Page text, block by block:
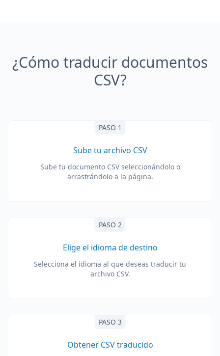
¿Cómo traducir documentos
CSV?
PASO 1
Sube tu archivo CSV
Sube tu documento CSV seleccionándolo o
arrastrándolo a la página.
PASO 2
Elige el idioma de destino
Selecciona el idioma al que deseas traducir tu
archivo CSV.
PASO 3
Obtener CSV traducido